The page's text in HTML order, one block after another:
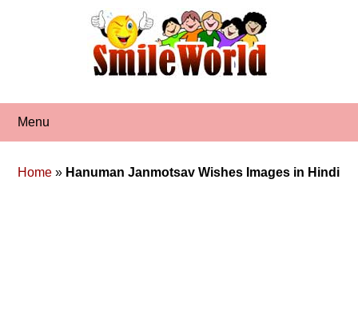
Menu
Home » Hanuman Janmotsav Wishes Images in Hindi